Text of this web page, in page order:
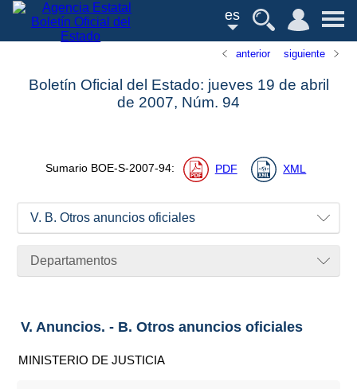
es
anterior siguiente
Boletín Oficial del Estado: jueves 19 de abril
de 2007, Núm. 94
Sumario BOE-S-2007-94: PDF XML
V. B. Otros anuncios oficiales
Departamentos
V. Anuncios. - B. Otros anuncios oficiales
MINISTERIO DE JUSTICIA